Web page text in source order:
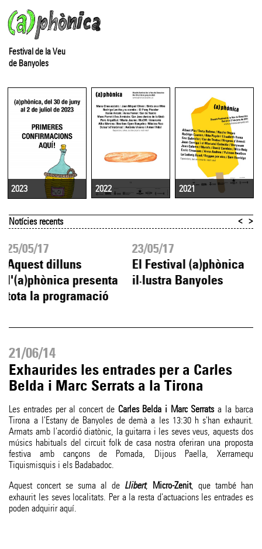
Festival de la Veu
de Banyoles
2023 2022 2021
Notícies recents
25/05/17
Aquest dilluns
l'(a)phònica presenta
tota la programació
23/05/17
El Festival (a)phònica
il·lustra Banyoles
< >
21/06/14
Exhaurides les entrades per a Carles
Belda i Marc Serrats a la Tirona
Les entrades per al concert de Carles Belda i Marc Serratsa la barca
Tirona a l'Estany de Banyoles de demà a les 13:30 h s'han exhaurit.
Armats amb l'acordió diatònic, la guitarra i les seves veus, aquests dos
músics habituals del circuit folk de casa nostra oferiran una proposta
festiva amb cançons de Pomada, Dijous Paella, Xerramequ
Tiquismisquis i els Badabadoc.
Aquest concert se suma al de Llibert, Micro-Zenit, que també han
exhaurit les seves localitats. Per a la resta d'actuacions les entrades es
poden adquirir aquí.